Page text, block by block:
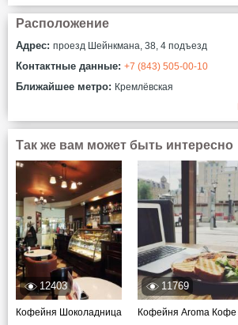
Расположение
Адрес: проезд Шейнкмана, 38, 4 подъезд
Контактные данные: +7 (843) 505-00-10
Ближайшее метро: Кремлёвская
Так же вам может быть интересно
12403
Кофейня Шоколадница
11769
Кофейня Aroma Кофе